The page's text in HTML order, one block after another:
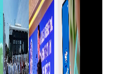
TMAZ eleva 77% movimiento
portuario y servici ...
05 AGO 2026
México refuerza briga